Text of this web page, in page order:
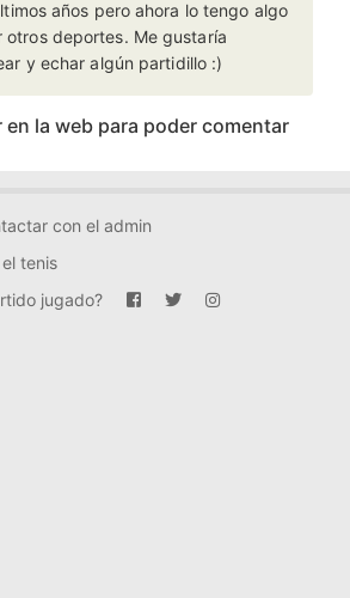
años pero ahora lo tengo algo
otros deportes. Me gustaría
y echar algún partidillo :)
la web para poder comentar
con el admin
tenis
jugado?